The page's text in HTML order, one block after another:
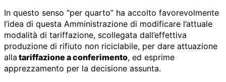
In questo senso “per quarto” ha accolto favorevolmente
l’idea di questa Amministrazione di modificare l’attuale
modalità di tariffazione, scollegata dall’effettiva
produzione di rifiuto non riciclabile, per dare attuazione
alla tariffazione a conferimento, ed esprime
apprezzamento per la decisione assunta.